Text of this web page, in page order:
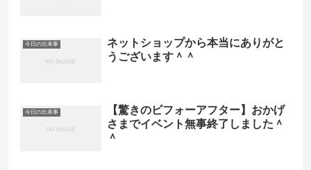
今日の出来事
ネットショップから本当にありがと
うございます＾＾
今日の出来事
【驚きのビフォーアフター】おかげ
さまでイベント無事終了しました＾
＾